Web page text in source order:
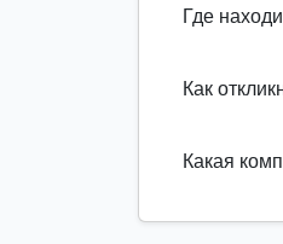
Где
Как
Какая